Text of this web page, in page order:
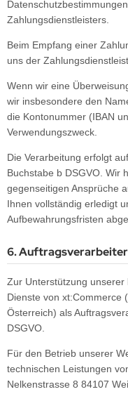
Zahlungsdienstleisters.
Beim Empfang einer
uns der
Wenn wir eine
wir insbesondere den
die Kontonummer (IBAN
Verwendungszweck.
Die Verarbeitung erfolgt
Buchstabe b DSGVO. Wir
gegenseitigen Ansprüche
Ihnen vollständig erledigt
Aufbewahrungsfristen
6. Auftragsverarbeiter
Zur Unterstützung unserer
Dienste von xt:Commerce
Österreich) als
DSGVO.
Für den Betrieb unserer
technischen Leistungen
Nelkenstrasse 8 84107